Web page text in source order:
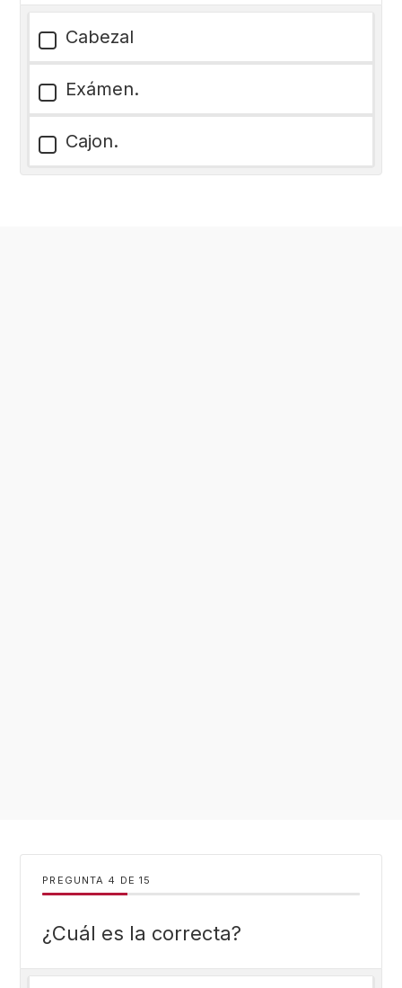
Cabezal
Exámen.
Cajon.
PREGUNTA DE 15
¿Cuál es la correcta?